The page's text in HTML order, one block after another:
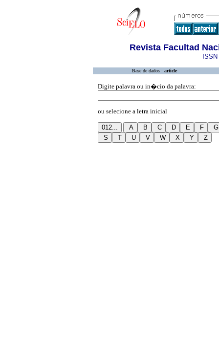
Revista Facultad
Base de dados : article
Digite palavra ou in�cio da palavra:
ou selecione a letra inicial